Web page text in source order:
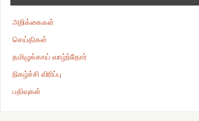
அறிக்கைகள்
செய்திகள்
தமிழுக்காய் வாழ்ந்தோர்
நிகழ்ச்சி விரிப்பு
பதிவுகள்